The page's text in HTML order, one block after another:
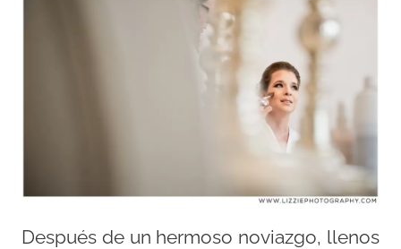
Después de un hermoso noviazgo, llenos